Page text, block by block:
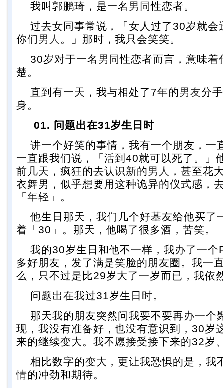
我叫郭鹏琦，是一名 男同性恋者。
过去女同事常说，「女人过了30岁就会
你们 男人 。」那时，我只会笑笑。
30岁对于一名 男同性恋者而言，意味着
楚。
直到有一天，我与相处了7年的男友分
身。
01. 问题出在31岁生日时
讲一个好笑的事情，我有一个朋友，一
一直跟我们说，「活到40就可以死了。」
前几天，疯狂的去认识新的男人
，甚至花
衣舞男，似乎想要用这种诡异的仪式感，
「年轻」。
他生日那天，我们几个好基友给他买了
着「30」。那天，他喝了很多酒，苦笑。
我的30岁生日和他不一样，我办了一个
多好朋友，发了满是笑脸的朋友圈。我一
么，只不过是比29岁大了一岁而已，我依
问题出在我过31岁生日时。
那天我的朋友突然问我要不要再办一个
现，我没有准备好，也没有意识到，30岁
来的继续变大。我不愿接受接下来的32岁
相比数字的变大，更让我恐惧的是，我
情的冲劲和期待。